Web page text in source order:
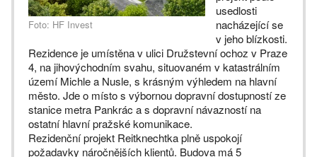
Foto: HF Invest
usedlosti
nacházející se
v jeho blízkosti.
Rezidence je umístěna v ulici Družstevní ochoz v Praze
4, na jihovýchodním svahu, situovaném v katastrálním
území Michle a Nusle, s krásným výhledem na hlavní
město. Jde o místo s výbornou dopravní dostupností ze
stanice metra Pankrác a s dopravní návazností na
ostatní hlavní pražské komunikace.
Rezidenční projekt Reitknechtka plně uspokojí
požadavky náročnějších klientů. Budova má 5